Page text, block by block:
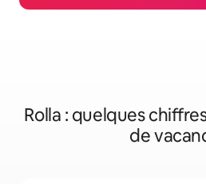
Rolla : quelques
de